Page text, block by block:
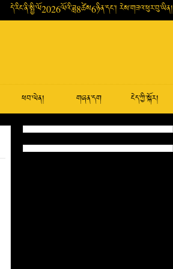
དེ་རིང་ནི་སྤྱི་ལོ2026ལོའི་ཟླ8ཚེས6ཉིན་དང་། རེས་གཟའ་ཕུར་བུ་ཡིན།
ཕབ་ལེན། གཞན་དག ངེད་ཀྱི་སྐོར།